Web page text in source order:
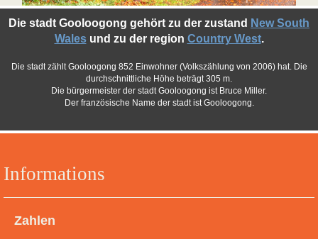
Informations
Zahlen
Die stadt Gooloogong gehört zu der zustand New South
Walesund zu der region Country West.
Die stadt zählt Gooloogong 852 Einwohner (Volkszählung von 2006) hat. Die
durchschnittliche Höhe beträgt 305 m.
Die bürgermeister der stadt Gooloogong ist Bruce Miller.
Der französische Name der stadt ist Gooloogong.